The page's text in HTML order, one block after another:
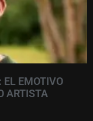
EL EMOTIVO
ARTISTA